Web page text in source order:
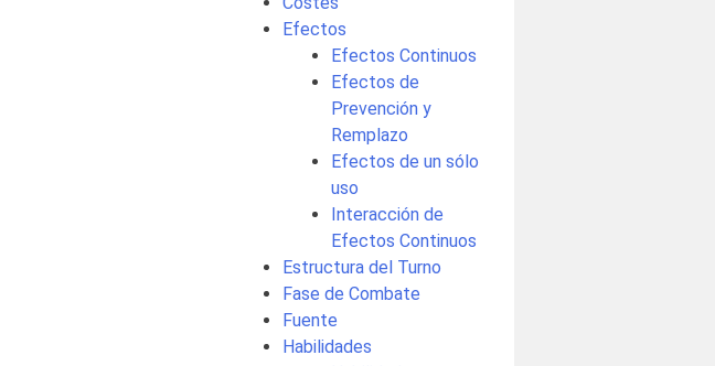
Efectos
Efectos Continuos
Efectos de
Prevención y
Remplazo
Efectos de un sólo
uso
Interacción de
Efectos Continuos
Estructura del Turno
Fase de Combate
Fuente
Habilidades